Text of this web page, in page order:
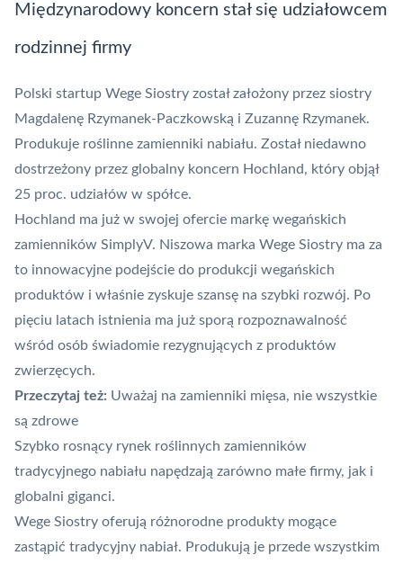
Międzynarodowy koncern stał się udziałowcem
rodzinnej firmy
Polski startup Wege Siostry został założony przez siostry
Magdalenę Rzymanek-Paczkowską i Zuzannę Rzymanek.
Produkuje roślinne zamienniki nabiału. Został niedawno
dostrzeżony przez globalny koncern Hochland, który objął
25 proc. udziałów w spółce.
Hochland ma już w swojej ofercie markę wegańskich
zamienników SimplyV. Niszowa marka Wege Siostry ma za
to innowacyjne podejście do produkcji wegańskich
produktów i właśnie zyskuje szansę na szybki rozwój. Po
pięciu latach istnienia ma już sporą rozpoznawalność
wśród osób świadomie rezygnujących z produktów
zwierzęcych.
Przeczytaj też: Uważaj na zamienniki mięsa, nie wszystkie
są zdrowe
Szybko rosnący rynek roślinnych zamienników
tradycyjnego nabiału napędzają zarówno małe firmy, jak i
globalni giganci.
Wege Siostry oferują różnorodne produkty mogące
zastąpić tradycyjny nabiał. Produkują je przede wszystkim